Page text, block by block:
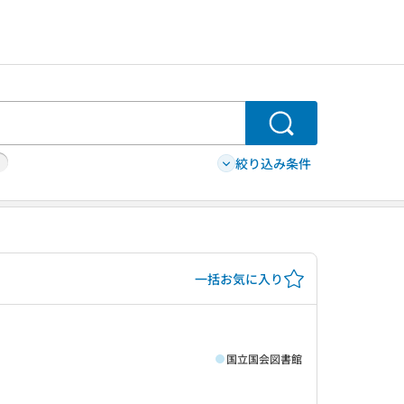
検索
絞り込み条件
一括お気に入り
国立国会図書館